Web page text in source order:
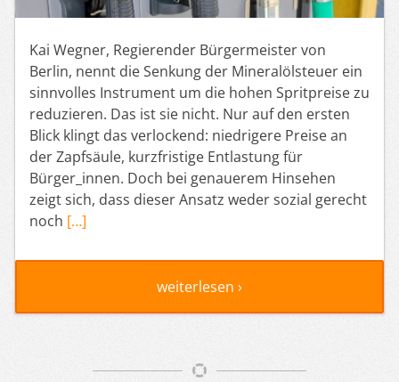
Kai Wegner, Regierender Bürgermeister von
Berlin, nennt die Senkung der Mineralölsteuer ein
sinnvolles Instrument um die hohen Spritpreise zu
reduzieren. Das ist sie nicht. Nur auf den ersten
Blick klingt das verlockend: niedrigere Preise an
der Zapfsäule, kurzfristige Entlastung für
Bürger_innen. Doch bei genauerem Hinsehen
zeigt sich, dass dieser Ansatz weder sozial gerecht
noch […]
weiterlesen ›